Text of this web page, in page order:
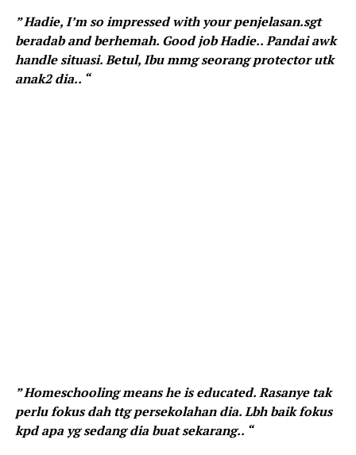
” Hadie, I’m so impressed with your penjelasan.sgt
beradab and berhemah. Good job Hadie.. Pandai awk
handle situasi. Betul, Ibu mmg seorang protector utk
anak2 dia.. “
” Homeschooling means he is educated. Rasanye tak
perlu fokus dah ttg persekolahan dia. Lbh baik fokus
kpd apa yg sedang dia buat sekarang.. “